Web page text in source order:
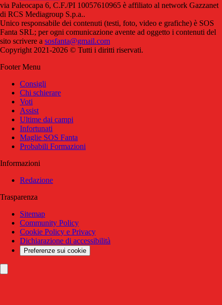
via Paleocapa 6, C.F./PI 10057610965 è affiliato al network Gazzanet
di RCS Mediagroup S.p.a..
Unico responsabile dei contenuti (testi, foto, video e grafiche) è SOS
Fanta SRL; per ogni comunicazione avente ad oggetto i contenuti del
sito scrivere a sosfanta@gmail.com
Copyright 2021-2026 © Tutti i diritti riservati.
Footer Menu
Consigli
Chi schierare
Voti
Assist
Ultime dai campi
Infortunati
Maglie SOS Fanta
Probabili Formazioni
Informazioni
Redazione
Trasparenza
Sitemap
Community Policy
Cookie Policy e Privacy
Dichiarazione di accessibilità
Preferenze sui cookie